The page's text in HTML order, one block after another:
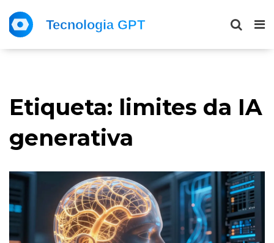
Etiqueta: limites da IA
generativa